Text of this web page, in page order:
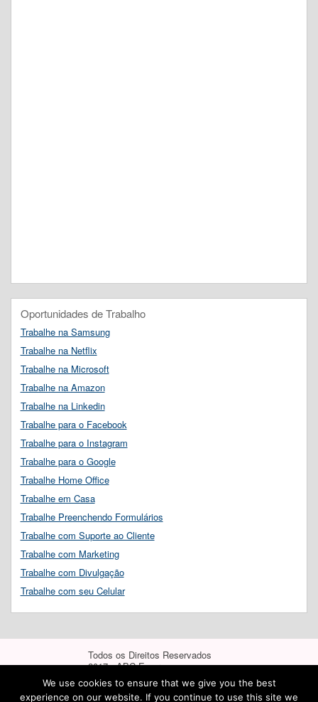
Oportunidades de Trabalho
Trabalhe na Samsung
Trabalhe na Netflix
Trabalhe na Microsoft
Trabalhe na Amazon
Trabalhe na Linkedin
Trabalhe para o Facebook
Trabalhe para o Instagram
Trabalhe para o Google
Trabalhe Home Office
Trabalhe em Casa
Trabalhe Preenchendo Formulários
Trabalhe com Suporte ao Cliente
Trabalhe com Marketing
Trabalhe com Divulgação
Trabalhe com seu Celular
Todos os Direitos Reservados
2017 - ABC Empregos
We use cookies to ensure that we give you the best
experience on our website. If you continue to use this site we